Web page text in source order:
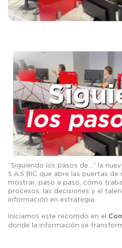
“Siguiendo los pasos de…” la
S.A.S BIC que abre las puertas
mostrar, paso a paso, cómo
procesos, las decisiones y el
información en estrategia.
Iniciamos este recorrido en el
donde la información se